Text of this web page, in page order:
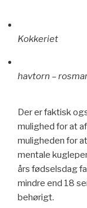
Kokkeriet
havtorn –
Der er faktisk
mulighed for at
muligheden for
mentale
års fødselsdag
mindre end 18
behørigt.